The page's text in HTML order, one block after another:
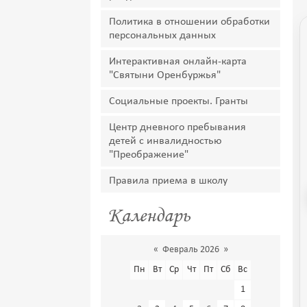
Политика в отношении обработки
персональных данных
Интерактивная онлайн-карта
"Святыни Оренбуржья"
Социальные проекты. Гранты
Центр дневного пребывания
детей с инвалидностью
"Преображение"
Правила приема в школу
Календарь
« Февраль 2026 »
Пн
Вт Ср Чт Пт Сб
Вс
1